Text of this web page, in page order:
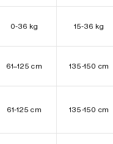
0-36 kg 15-36 kg
61–125 cm 135-150 cm
61-125 cm 135-150 cm